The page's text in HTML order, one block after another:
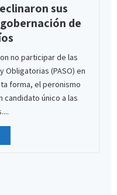
sus
de
no participar de las
Obligatorias (PASO) en
forma, el peronismo
único a las